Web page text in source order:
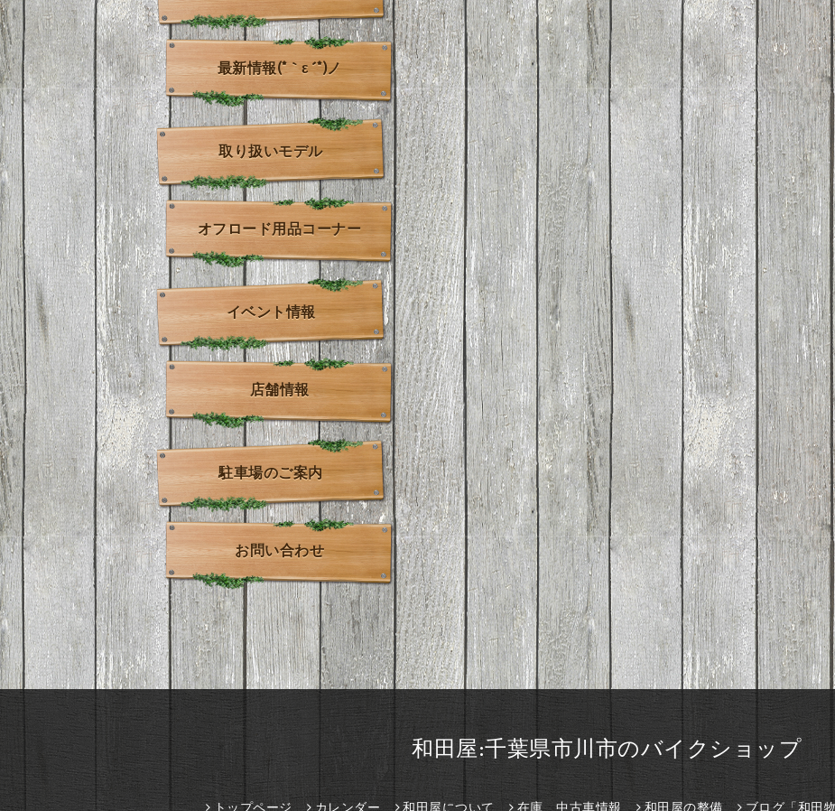
最新情報(*｀ε´*)ノ
取り扱いモデル
オフロード用品コーナー
イベント情報
店舗情報
駐車場のご案内
お問い合わせ
和田屋:千葉県市川市のバイクショップ
トップページ カレンダー 和田屋について 在庫、中古車情報 和田屋の整備 ブログ「和田物